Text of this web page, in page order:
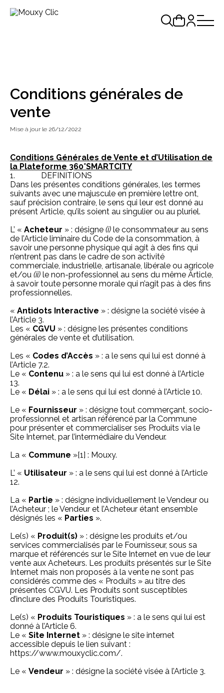
Conditions générales de
vente
Mise à jour le 26/12/2022
Conditions Générales de Vente et d’Utilisation de
la Plateforme 360°SMARTCITY
1. DEFINITIONS
Dans les présentes conditions générales, les termes
suivants avec une majuscule en première lettre ont,
sauf précision contraire, le sens qui leur est donné au
présent Article, qu’ils soient au singulier ou au pluriel.
L’ « Acheteur » : désigne (i) le consommateur au sens
de l’Article liminaire du Code de la consommation, à
savoir une personne physique qui agit à des fins qui
n’entrent pas dans le cadre de son activité
commerciale, industrielle, artisanale, libérale ou agricole
et/ou (ii) le non-professionnel au sens du même Article,
à savoir toute personne morale qui n’agit pas à des fins
professionnelles.
« Antidots Interactive » : désigne la société visée à
l’Article 3.
Les « CGVU » : désigne les présentes conditions
générales de vente et d’utilisation.
Les « Codes d’Accès » : a le sens qui lui est donné à
l’Article 7.2.
Le « Contenu » : a le sens qui lui est donné à l’Article
13.
Le « Délai » : a le sens qui lui est donné à l’Article 10.
Le « Fournisseur » : désigne tout commerçant, socio-
professionnel et artisan référencé par la Commune
pour présenter et commercialiser ses Produits via le
Site Internet, par l’intermédiaire du Vendeur.
La « Commune »[1] : Mouxy.
L’ « Utilisateur » : a le sens qui lui est donné à l’Article
12.
La « Partie » : désigne individuellement le Vendeur ou
l’Acheteur ; le Vendeur et l’Acheteur étant ensemble
désignés les « Parties ».
Le(s) « Produit(s) » : désigne les produits et/ou
services commercialisés par le Fournisseur, sous sa
marque et référencés sur le Site Internet en vue de leur
vente aux Acheteurs. Les produits présentés sur le Site
Internet mais non proposés à la vente ne sont pas
considérés comme des « Produits » au titre des
présentes CGVU. Les Produits sont susceptibles
d’inclure des Produits Touristiques.
Le(s) « Produits Touristiques » : a le sens qui lui est
donné à l’Article 6.
Le « Site Internet » : désigne le site internet
accessible depuis le lien suivant :
https://www.mouxyclic.com/.
Le « Vendeur » : désigne la société visée à l’Article 3.